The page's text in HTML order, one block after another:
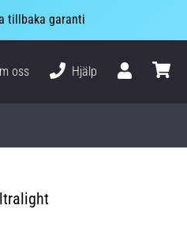
tillbaka garanti
oss
Hjälp